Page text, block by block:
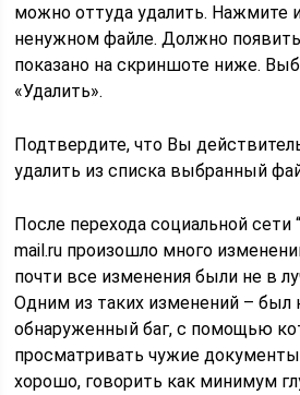
можно оттуда удалить. Нажмите
ненужном файле. Должно
показано на скриншоте ниже.
«Удалить».
Подтвердите, что Вы
удалить из списка выбранный
После перехода социальной сети
mail.ru произошло много
почти все изменения были не в
Одним из таких изменений – был
обнаруженный баг, с помощью
просматривать чужие
хорошо, говорить как минимум